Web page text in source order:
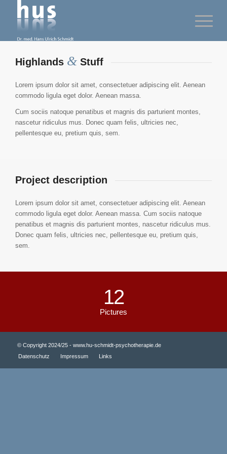
Highlands & Stuff
Lorem ipsum dolor sit amet, consectetuer adipiscing elit. Aenean
commodo ligula eget dolor. Aenean massa.
Cum sociis natoque penatibus et magnis dis parturient montes,
nascetur ridiculus mus. Donec quam felis, ultricies nec,
pellentesque eu, pretium quis, sem.
Project description
Lorem ipsum dolor sit amet, consectetuer adipiscing elit. Aenean
commodo ligula eget dolor. Aenean massa. Cum sociis natoque
penatibus et magnis dis parturient montes, nascetur ridiculus mus.
Donec quam felis, ultricies nec, pellentesque eu, pretium quis,
sem.
12
Pictures
© Copyright 2024/25 - www.hu-schmidt-psychotherapie.de
Datenschutz
Impressum Links